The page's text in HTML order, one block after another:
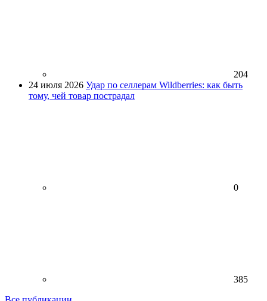
204
24 июля 2026 Удар по селлерам Wildberries: как быть
тому, чей товар пострадал
0
385